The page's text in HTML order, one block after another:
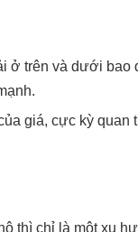
ở trên và dưới bao
giá, cực kỳ quan
thì chỉ là một xu